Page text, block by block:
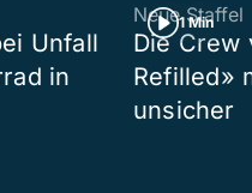
Unfall
in
1 Min
Neue Staffel
Die Crew
Refilled»
unsicher